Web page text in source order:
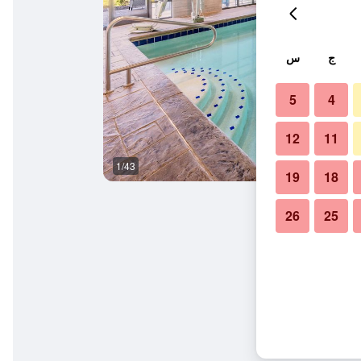
1/43
ج س
4
5
11
12
18
19
25
26